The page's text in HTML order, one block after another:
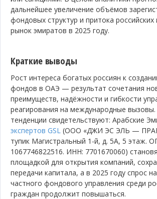
дальнейшее увеличение объёмов
фондовых структур и притока российских
рынок эмиратов в 2025 году.
Краткие выводы
Рост интереса богатых россиян к
фондов в ОАЭ — результат сочетания
преимуществ, надёжности и гибкости
реагирования на международные
тенденции свидетельствуют: Арабские
экспертов GSL (ООО «ДЖИ ЭС ЭЛЬ —
тупик Магистральный 1-й, д. 5А, 5 этаж.
1067746822516. ИНН: 7701670060)
площадкой для открытия компаний,
передачи капитала, а в 2025 году спрос
частного фондового управления среди
граждан продолжит повышаться.